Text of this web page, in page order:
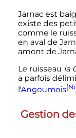
Jarnac est
existe des
comme le
en aval de
amont de
Le ruisseau la
a parfois
l'Angoumois
Gestion